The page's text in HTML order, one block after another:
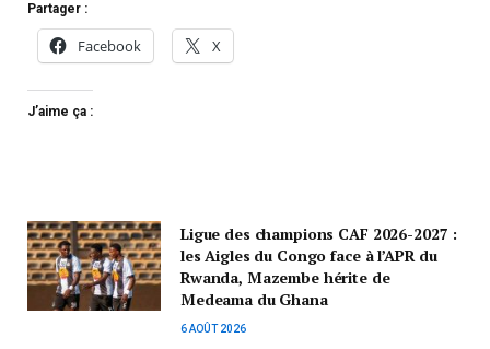
Partager :
Facebook X
J’aime ça :
Ligue des champions CAF 2026-2027 :
les Aigles du Congo face à l’APR du
Rwanda, Mazembe hérite de
Medeama du Ghana
6 AOÛT 2026